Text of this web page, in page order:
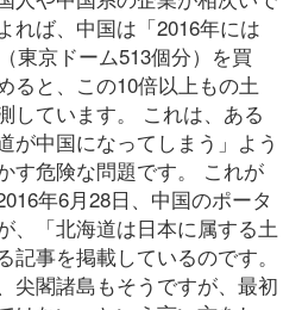
れば、中国は「2016年には
東京ドーム513個分）を買
ると、この10倍以上もの土
しています。 これは、ある
が中国になってしまう」よう
す危険な問題です。 これが
年6月28日、中国のポータ
、「北海道は日本に属する土
事を掲載しているのです。
尖閣諸島もそうですが、最初